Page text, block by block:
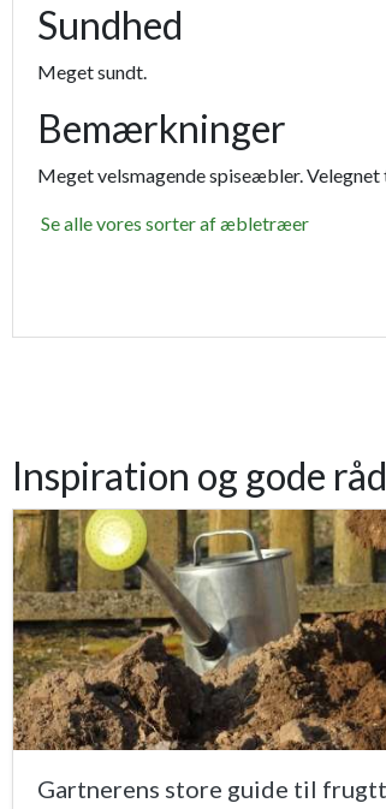
Sundhed
Meget sundt.
Bemærkninger
Meget velsmagende spiseæbler.
Se alle vores sorter af æbletræer
Inspiration og gode råd
Gartnerens store guide til